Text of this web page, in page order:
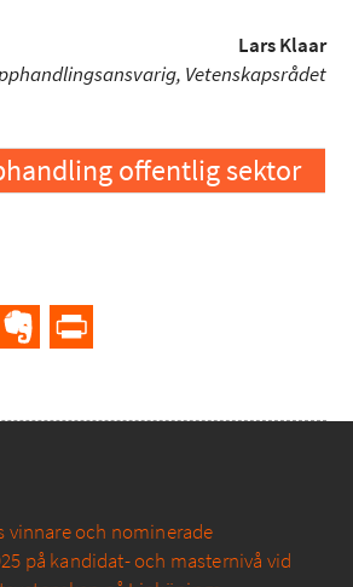
Lars Klaar
Vetenskapsrådet
offentlig sektor
LinkedInEvernote
vinnare och nominerade
på kandidat- och masternivå vid